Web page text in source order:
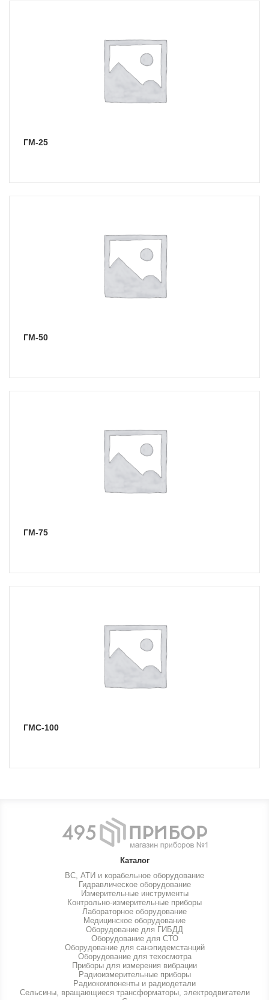
ГМ-25
ГМ-50
ГМ-75
ГМС-100
Каталог
ВС, АТИ и корабельное оборудование
Гидравлическое оборудование
Измерительные инструменты
Контрольно-измерительные приборы
Лабораторное оборудование
Медицинское оборудование
Оборудование для ГИБДД
Оборудование для СТО
Оборудование для санэпидемстанций
Оборудование для техосмотра
Приборы для измерения вибрации
Радиоизмерительные приборы
Радиокомпоненты и радиодетали
Сельсины, вращающиеся трансформаторы, электродвигатели